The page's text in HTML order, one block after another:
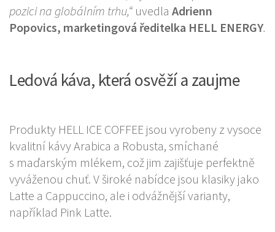
pozici na globálním trhu,“ uvedla Adrienn
Popovics, marketingová ředitelka HELL ENERGY.
Ledová káva, která osvěží a zaujme
Produkty HELL ICE COFFEE jsou vyrobeny z vysoce
kvalitní kávy Arabica a Robusta, smíchané
s maďarským mlékem, což jim zajišťuje perfektně
vyváženou chuť. V široké nabídce jsou klasiky jako
Latte a Cappuccino, ale i odvážnější varianty,
například Pink Latte.